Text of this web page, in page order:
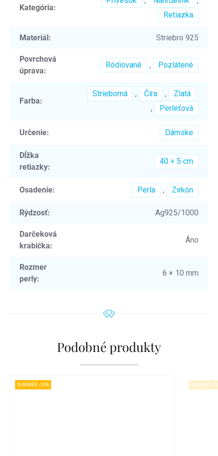
Kategória:
Retiazka
Materiál: Striebro 925
Povrchová
úprava:
Ródiované , Pozlátené
Farba:
Strieborná , Číra ,
Zlatá
,
Perleťová
Určenie: Dámske
Dĺžka
retiazky:
40 + 5 cm
Osadenie: Perla , Zirkón
Rýdzosť: Ag925/1000
Darčeková
krabička:
Áno
Rozmer
perly:
6 × 10 mm
Podobné produkty
SUMMER -30% SUMMER -